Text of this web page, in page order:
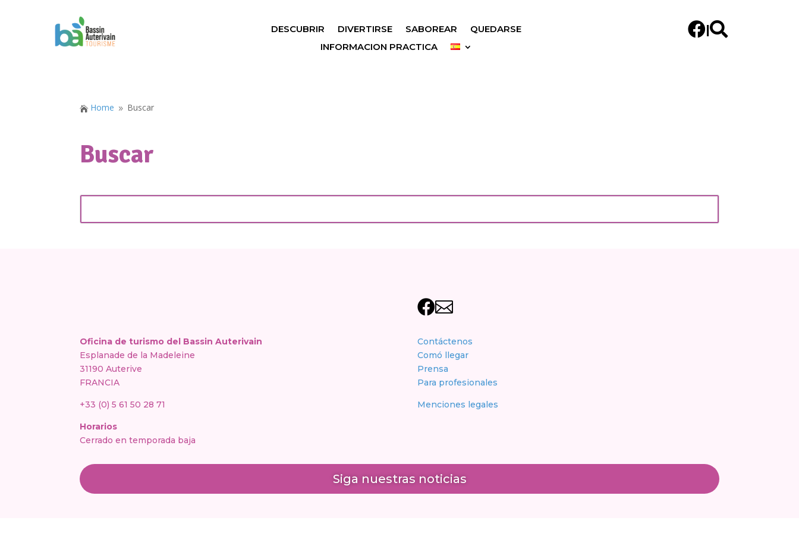
DESCUBRIR DIVERTIRSE SABOREAR
QUEDARSE
INFORMACION PRACTICA
|
 Home 9 Buscar
Buscar

Oficina de turismo del Bassin Auterivain
Esplanade de la Madeleine
31190 Auterive
FRANCIA
+33 (0) 5 61 50 28 71
Horarios
Cerrado en temporada baja
Contáctenos
Comó llegar
Prensa
Para profesionales
Menciones legales
Siga nuestras noticias